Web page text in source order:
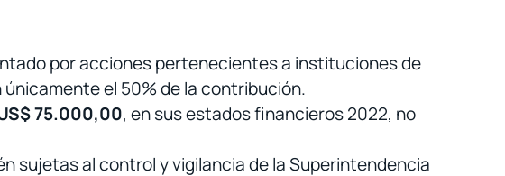
por acciones pertenecientes a instituciones de
el 50% de la contribución.
75.000,00, en sus estados financieros 2022, no
sujetas al control y vigilancia de la Superintendencia